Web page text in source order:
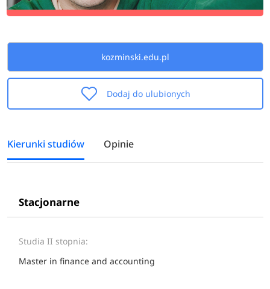
kozminski.edu.pl
Dodaj do ulubionych
Kierunki studiów Opinie
Stacjonarne
Studia II stopnia:
Master in finance and accounting